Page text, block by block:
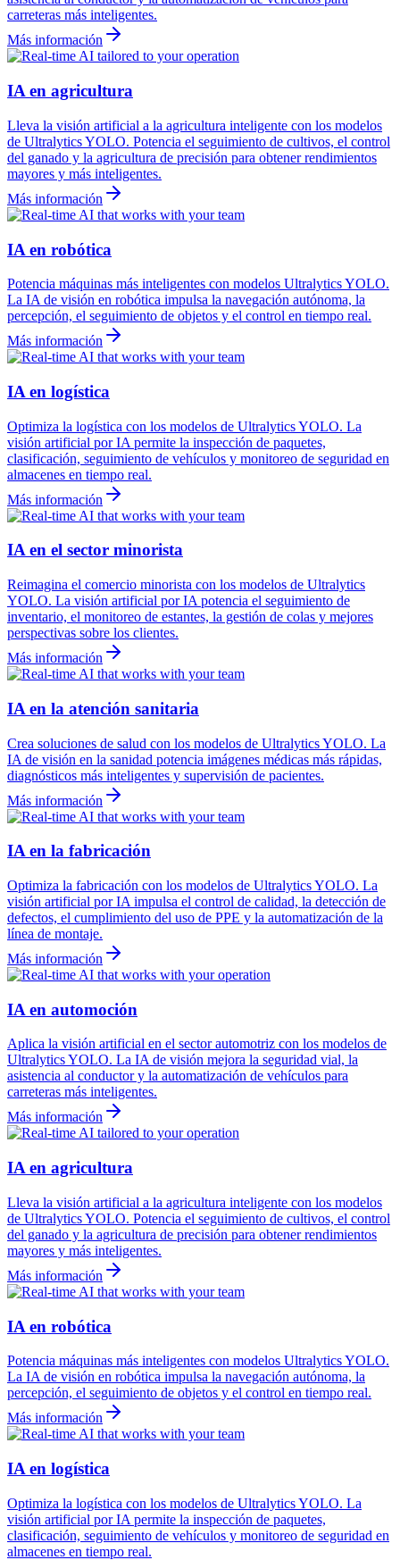
carreteras más inteligentes.
Más información
IA en agricultura
Lleva la visión artificial a la agricultura inteligente con los modelos
de Ultralytics YOLO. Potencia el seguimiento de cultivos, el control
del ganado y la agricultura de precisión para obtener rendimientos
mayores y más inteligentes.
Más información
IA en robótica
Potencia máquinas más inteligentes con modelos Ultralytics YOLO.
La IA de visión en robótica impulsa la navegación autónoma, la
percepción, el seguimiento de objetos y el control en tiempo real.
Más información
IA en logística
Optimiza la logística con los modelos de Ultralytics YOLO. La
visión artificial por IA permite la inspección de paquetes,
clasificación, seguimiento de vehículos y monitoreo de seguridad en
almacenes en tiempo real.
Más información
IA en el sector minorista
Reimagina el comercio minorista con los modelos de Ultralytics
YOLO. La visión artificial por IA potencia el seguimiento de
inventario, el monitoreo de estantes, la gestión de colas y mejores
perspectivas sobre los clientes.
Más información
IA en la atención sanitaria
Crea soluciones de salud con los modelos de Ultralytics YOLO. La
IA de visión en la sanidad potencia imágenes médicas más rápidas,
diagnósticos más inteligentes y supervisión de pacientes.
Más información
IA en la fabricación
Optimiza la fabricación con los modelos de Ultralytics YOLO. La
visión artificial por IA impulsa el control de calidad, la detección de
defectos, el cumplimiento del uso de PPE y la automatización de la
línea de montaje.
Más información
IA en automoción
Aplica la visión artificial en el sector automotriz con los modelos de
Ultralytics YOLO. La IA de visión mejora la seguridad vial, la
asistencia al conductor y la automatización de vehículos para
carreteras más inteligentes.
Más información
IA en agricultura
Lleva la visión artificial a la agricultura inteligente con los modelos
de Ultralytics YOLO. Potencia el seguimiento de cultivos, el control
del ganado y la agricultura de precisión para obtener rendimientos
mayores y más inteligentes.
Más información
IA en robótica
Potencia máquinas más inteligentes con modelos Ultralytics YOLO.
La IA de visión en robótica impulsa la navegación autónoma, la
percepción, el seguimiento de objetos y el control en tiempo real.
Más información
IA en logística
Optimiza la logística con los modelos de Ultralytics YOLO. La
visión artificial por IA permite la inspección de paquetes,
clasificación, seguimiento de vehículos y monitoreo de seguridad en
almacenes en tiempo real.